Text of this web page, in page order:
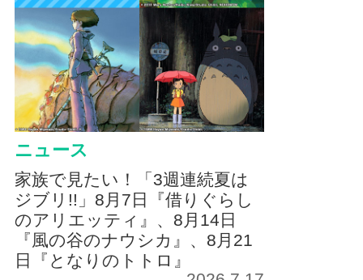
ニュース
家族で見たい！「3週連続夏は
ジブリ!!」8月7日『借りぐらし
のアリエッティ』、8月14日
『風の谷のナウシカ』、8月21
日『となりのトトロ』